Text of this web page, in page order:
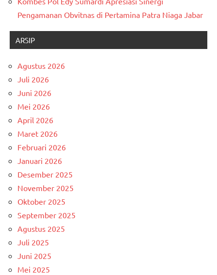
Pengamanan Obvitnas di Pertamina Patra Niaga Jabar
ARSIP
Agustus 2026
Juli 2026
Juni 2026
Mei 2026
April 2026
Maret 2026
Februari 2026
Januari 2026
Desember 2025
November 2025
Oktober 2025
September 2025
Agustus 2025
Juli 2025
Juni 2025
Mei 2025